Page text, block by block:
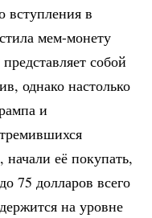
вступления в
мем-монету
собой
однако настолько
и
начали её покупать,
75 долларов всего
на уровне